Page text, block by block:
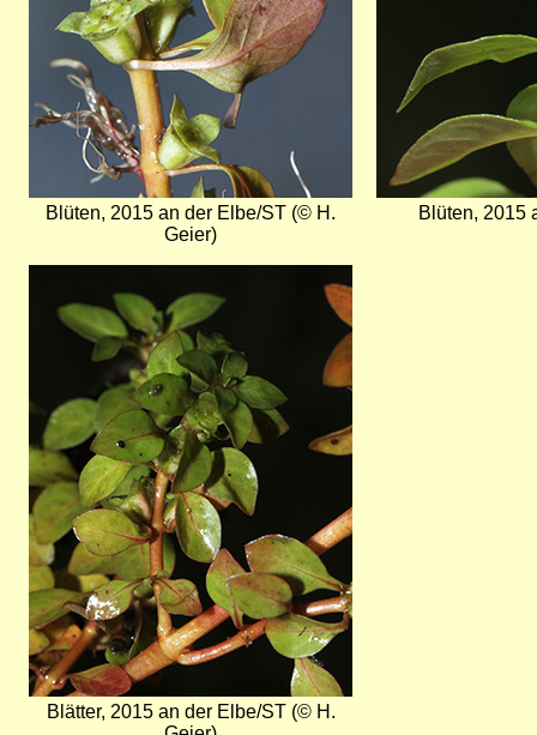
Blüten, 2015 an der Elbe/ST (© H.
Geier)
Blüten, 2015
Blätter, 2015 an der Elbe/ST (© H.